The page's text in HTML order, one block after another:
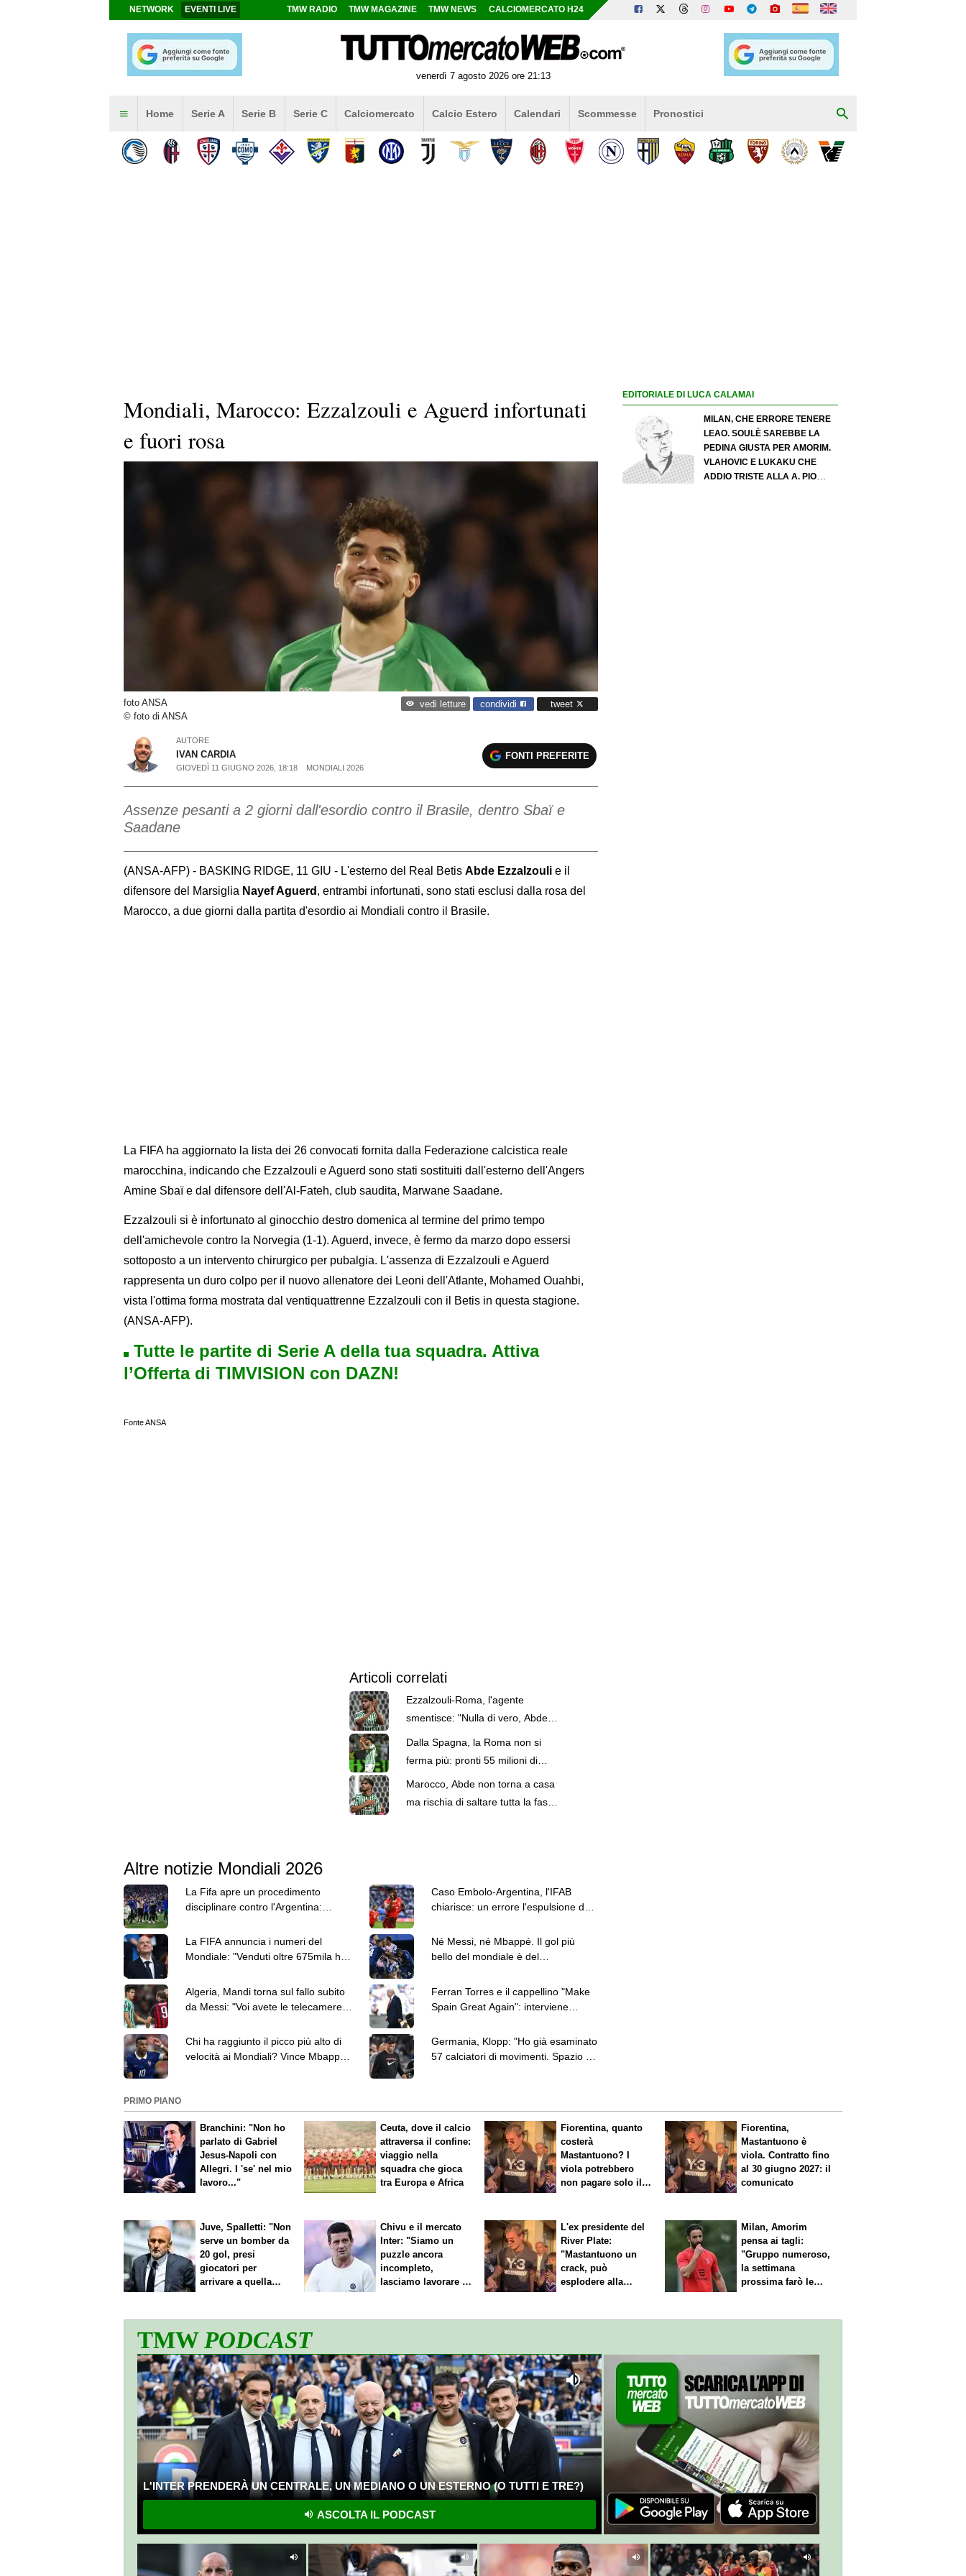
NETWORK EVENTI LIVE TMW RADIO TMW MAGAZINE TMW NEWS CALCIOMERCATO H24
venerdì 7 agosto 2026 ore 21:13
Home Serie A Serie B Serie C Calciomercato Calcio Estero Calendari Scommesse Pronostici
Mondiali, Marocco: Ezzalzouli e Aguerd infortunati
e fuori rosa
foto ANSA
© foto di ANSA
vedi letture condividi tweet
AUTORE
IVAN CARDIA
GIOVEDÌ 11 GIUGNO 2026, 18:18 MONDIALI 2026
FONTI PREFERITE
Assenze pesanti a 2 giorni dall'esordio contro il Brasile, dentro Sbaï e
Saadane
(ANSA-AFP) - BASKING RIDGE, 11 GIU - L'esterno del Real Betis Abde Ezzalzouli e il
difensore del Marsiglia Nayef Aguerd , entrambi infortunati, sono stati esclusi dalla rosa del
Marocco, a due giorni dalla partita d'esordio ai Mondiali contro il Brasile.
La FIFA ha aggiornato la lista dei 26 convocati fornita dalla Federazione calcistica reale
marocchina, indicando che Ezzalzouli e Aguerd sono stati sostituiti dall'esterno dell'Angers
Amine Sbaï e dal difensore dell'Al-Fateh, club saudita, Marwane Saadane.
Ezzalzouli si è infortunato al ginocchio destro domenica al termine del primo tempo
dell'amichevole contro la Norvegia (1-1). Aguerd, invece, è fermo da marzo dopo essersi
sottoposto a un intervento chirurgico per pubalgia. L'assenza di Ezzalzouli e Aguerd
rappresenta un duro colpo per il nuovo allenatore dei Leoni dell'Atlante, Mohamed Ouahbi,
vista l'ottima forma mostrata dal ventiquattrenne Ezzalzouli con il Betis in questa stagione.
(ANSA-AFP).
Tutte le partite di Serie A della tua squadra. Attiva
l’Offerta di TIMVISION con DAZN!
Fonte ANSA
Articoli correlati
Ezzalzouli-Roma, l'agente
smentisce: "Nulla di vero, Abde
Dalla Spagna, la Roma non si
ferma più: pronti 55 milioni di
euro più 5 di bonus per Ez Abde
Marocco, Abde non torna a casa
ma rischia di saltare tutta la fase
Altre notizie Mondiali 2026
La Fifa apre un procedimento
disciplinare contro l'Argentina:
Caso Embolo-Argentina, l'IFAB
chiarisce: un errore l'espulsione del
La FIFA annuncia i numeri del
Mondiale: "Venduti oltre 675mila hot
Né Messi, né Mbappé. Il gol più
bello del mondiale è del
Algeria, Mandi torna sul fallo subito
da Messi: "Voi avete le telecamere,
Ferran Torres e il cappellino "Make
Spain Great Again": interviene
Chi ha raggiunto il picco più alto di
velocità ai Mondiali? Vince Mbappé
Germania, Klopp: "Ho già esaminato
57 calciatori di movimenti. Spazio ai
EDITORIALE DI LUCA CALAMAI
MILAN, CHE ERRORE TENERE
LEAO. SOULÈ SAREBBE LA
PEDINA GIUSTA PER AMORIM.
VLAHOVIC E LUKAKU CHE
ADDIO TRISTE ALLA A. PIO
PRIMO PIANO
Branchini: "Non ho
parlato di Gabriel
Jesus-Napoli con
Allegri. I 'se' nel mio
lavoro..."
Ceuta, dove il calcio
attraversa il confine:
viaggio nella
squadra che gioca
tra Europa e Africa
Fiorentina, quanto
costerà
Mastantuono? I
viola potrebbero
non pagare solo il
Fiorentina,
Mastantuono è
viola. Contratto fino
al 30 giugno 2027: il
comunicato
Juve, Spalletti: "Non
serve un bomber da
20 gol, presi
giocatori per
arrivare a quella
Chivu e il mercato
Inter: "Siamo un
puzzle ancora
incompleto,
lasciamo lavorare i
L'ex presidente del
River Plate:
"Mastantuono un
crack, può
esplodere alla
Milan, Amorim
pensa ai tagli:
"Gruppo numeroso,
la settimana
prossima farò le
TMWPODCAST
L'INTER PRENDERÀ UN CENTRALE, UN MEDIANO O UN ESTERNO (O TUTTI E TRE?)
ASCOLTA IL PODCAST